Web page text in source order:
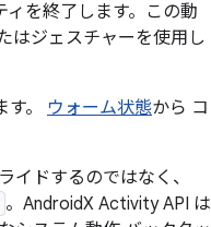
を終了します。この動
はジェスチャーを使用し
。 ウォーム状態から コ
イドするのではなく、
。AndroidX Activity API は